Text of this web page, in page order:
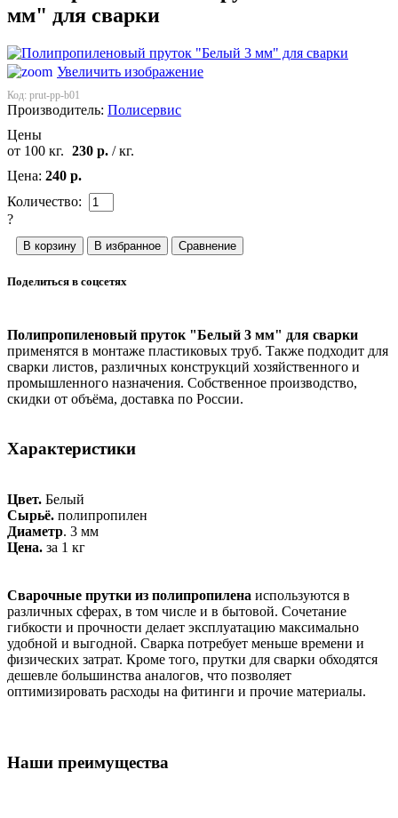
мм" для сварки
Увеличить изображение
Код: prut-pp-b01
Производитель: Полисервис
Цены
от 100 кг. 230 р. / кг.
Цена: 240 р.
Количество:
?
Поделиться в соцсетях
Полипропиленовый пруток "Белый 3 мм" для сварки
применятся в монтаже пластиковых труб. Также подходит для
сварки листов, различных конструкций хозяйственного и
промышленного назначения. Собственное производство,
скидки от объёма, доставка по России.
Характеристики
Цвет. Белый
Сырьё. полипропилен
Диаметр. 3 мм
Цена. за 1 кг
Сварочные прутки из полипропилена используются в
различных сферах, в том числе и в бытовой. Сочетание
гибкости и прочности делает эксплуатацию максимально
удобной и выгодной. Сварка потребует меньше времени и
физических затрат. Кроме того, прутки для сварки обходятся
дешевле большинства аналогов, что позволяет
оптимизировать расходы на фитинги и прочие материалы.
Наши преимущества